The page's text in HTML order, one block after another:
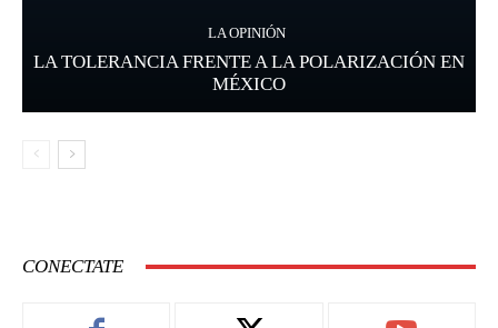
LA OPINIÓN
LA TOLERANCIA FRENTE A LA POLARIZACIÓN EN
MÉXICO
CONECTATE